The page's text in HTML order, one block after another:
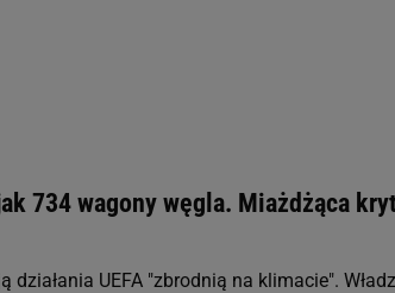
734 wagony węgla. Miażdżąca
działania UEFA "zbrodnią na klimacie".